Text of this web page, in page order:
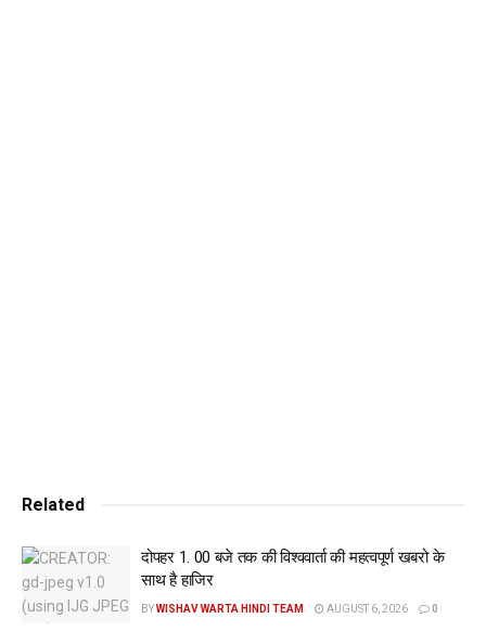
Related
दोपहर 1. 00 बजे तक की विश्ववार्ता की महत्वपूर्ण खबरो के
साथ है हाजिर
BYWISHAV WARTA HINDI TEAM AUGUST 6, 2026 0